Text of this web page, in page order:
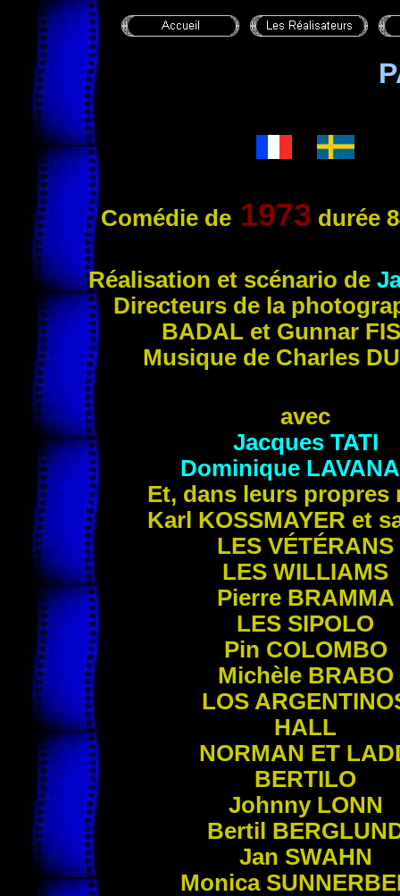
Comédie de1973 durée
Réalisation et scénario de
Directeurs de la
BADAL et Gunnar
Musique de Charles
avec
Jacques TATI
Dominique
Et, dans leurs propres
Karl KOSSMAYER et
LES VÉTÉRANS
LES WILLIAMS
Pierre BRAMMA
LES SIPOLO
Pin COLOMBO
Michèle BRABO
LOS
HALL
NORMAN ET
BERTILO
Johnny LONN
Bertil
Jan SWAHN
Monica